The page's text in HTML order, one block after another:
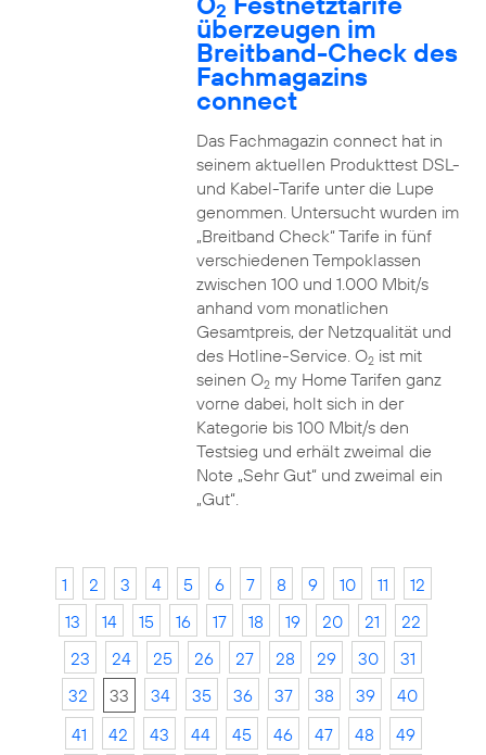
2
überzeugen im
Breitband-Check des
Fachmagazins
connect
Das Fachmagazin connect hat in
seinem aktuellen Produkttest DSL-
und Kabel-Tarife unter die Lupe
genommen. Untersucht wurden im
„Breitband Check“ Tarife in fünf
verschiedenen Tempoklassen
zwischen 100 und 1.000 Mbit/s
anhand vom monatlichen
Gesamtpreis, der Netzqualität und
des Hotline-Service. O2ist mit
seinen O2my Home Tarifen ganz
vorne dabei, holt sich in der
Kategorie bis 100 Mbit/s den
Testsieg und erhält zweimal die
Note „Sehr Gut“ und zweimal ein
„Gut“.
1 2 3 4 5 6 7 8 9 10 11
12
13
14 15 16 17 18 19 20 21
22
23
24 25 26 27 28 29 30
31
32
33 34 35 36 37 38 39
40
41
42 43 44 45 46 47 48
49